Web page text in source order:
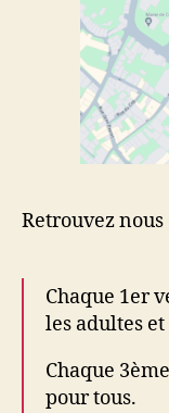
Retrouvez nous
Chaque 1er
les adultes
Chaque
pour tous.